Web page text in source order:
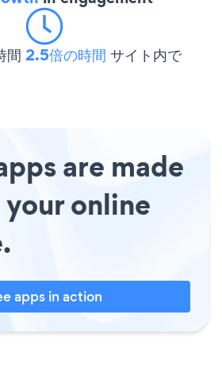
間 2.5倍の時間 サイト内で
are made
online
apps in action